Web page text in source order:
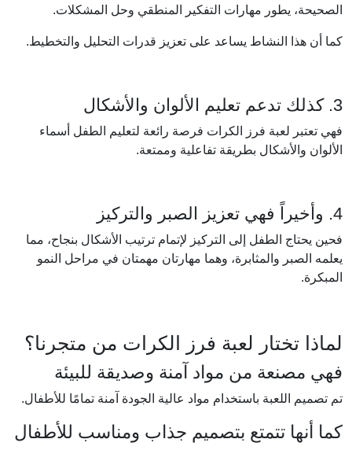
الصحيحة، يطور مهارات التفكير المنطقي وحل المشكلات.
كما أن هذا النشاط يساعد على تعزيز قدرات التحليل والتخطيط.
3. كذلك تدعم تعليم الألوان والأشكال
فهي تعتبر لعبة فرز الكرات فرصة رائعة لتعليم الطفل أسماء
الألوان والأشكال بطريقة تفاعلية وممتعة.
4. وأخيراً فهي تعزيز الصبر والتركيز
فحين يحتاج الطفل إلى التركيز لإتمام ترتيب الأشكال بنجاح، مما
يعلمه الصبر والمثابرة، وهما مهارتان مهمتان في مراحل النمو
المبكرة.
لماذا تختار لعبة فرز الكرات من متجرنا؟
فهي مصنعة من مواد آمنة وصديقة للبيئة
تم تصميم اللعبة باستخدام مواد عالية الجودة آمنة تمامًا للأطفال.
كما أنها تتمتع بتصميم جذاب ومناسب للأطفال